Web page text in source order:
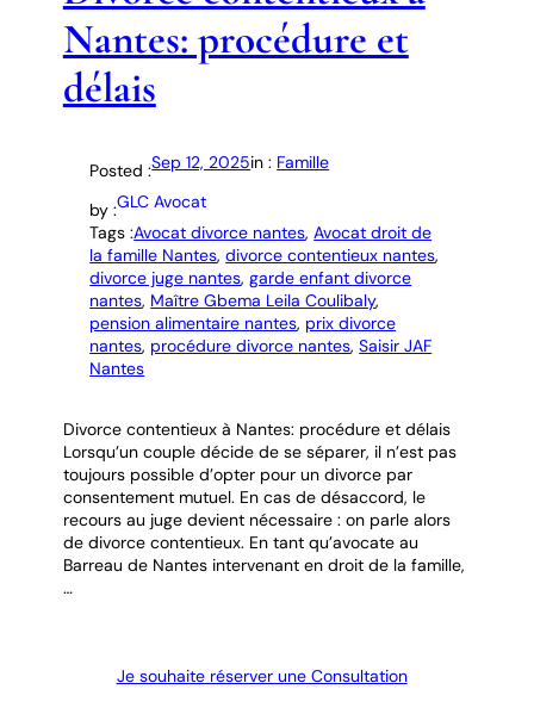
Nantes: procédure et
délais
Posted :Sep 12, 2025in : Famille
by :GLC Avocat
Tags :Avocat divorce nantes, Avocat droit de
la famille Nantes, divorce contentieux nantes
divorce juge nantes, garde enfant divorce
nantes, Maître Gbema Leila Coulibaly
pension alimentaire nantes, prix divorce
nantes, procédure divorce nantes, Saisir JAF
Nantes
Divorce contentieux à Nantes: procédure et délais
Lorsqu’un couple décide de se séparer, il n’est pas
toujours possible d’opter pour un divorce par
consentement mutuel. En cas de désaccord, le
recours au juge devient nécessaire : on parle alors
de divorce contentieux. En tant qu’avocate au
Barreau de Nantes intervenant en droit de la famille,
…
Je souhaite réserver une Consultation